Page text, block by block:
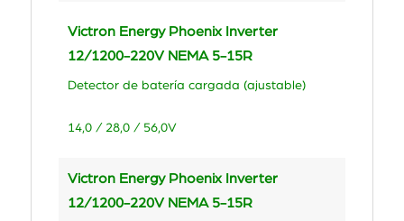
Victron Energy Phoenix Inverter
12/1200-220V NEMA 5-15R
Detector de batería cargada (ajustable)
14,0 / 28,0 / 56,0V
Victron Energy Phoenix Inverter
12/1200-220V NEMA 5-15R